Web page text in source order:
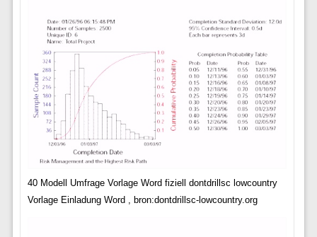
40 Modell Umfrage Vorlage Word fiziell dontdrillsc lowcountry
Vorlage Einladung Word , bron:dontdrillsc-lowcountry.org